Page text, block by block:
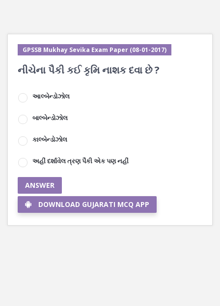
GPSSB Mukhay Sevika Exam Paper (08-01-2017)
નીચેના પૈકી કઈ કૃમિ નાશક દવા છે ?
આલ્બેન્ડોઝોલ
બાલ્બેન્ડોઝોલ
કાલ્બેન્ડોઝોલ
અહીં દર્શાવેલ ત્રણ પૈકી એક પણ નહીં
ANSWER
DOWNLOAD GUJARATI MCQ APP